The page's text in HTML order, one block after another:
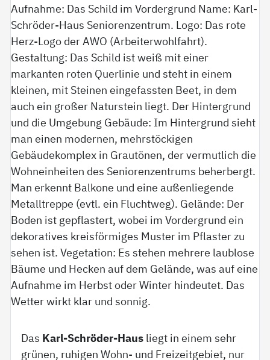
Das Karl-Schröder-Haus liegt in einem sehr
grünen, ruhigen Wohn- und Freizeitgebiet, nur